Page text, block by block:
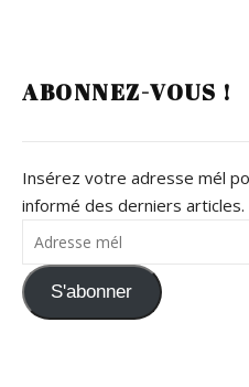
ABONNEZ-VOUS !
Insérez votre adresse mél
informé des derniers articles.
Adresse mél
S'abonner